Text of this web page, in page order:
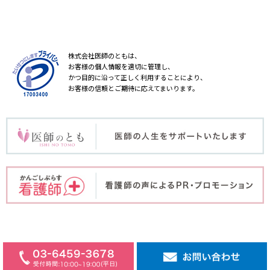
株式会社医師のともは、
お客様の個人情報を適切に管理し、
かつ目的に沿って正しく利用することにより、
お客様の信頼とご期待に応えてまいります。
COPYRIGHT © ISHINOTOMO Inc. ALL RIGHT RESERVED.